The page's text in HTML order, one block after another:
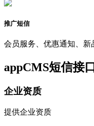
推广短信
会员服务、优惠通知、新
appCMS短信接
企业资质
提供企业资质